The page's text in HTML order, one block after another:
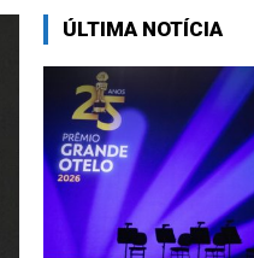
ÚLTIMA NOTÍCIA